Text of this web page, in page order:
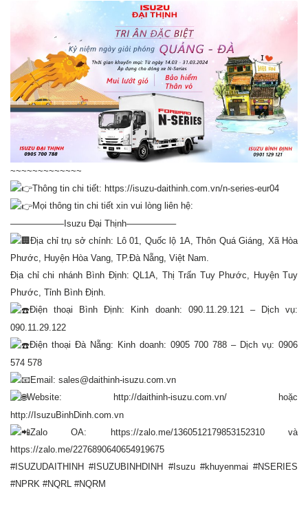
~~~~~~~~~~~~~
Thông tin chi tiết: https://isuzu-daithinh.com.vn/n-series-eur04
Mọi thông tin chi tiết xin vui lòng liên hệ:
——————Isuzu Đại Thịnh—————–
Địa chỉ trụ sở chính: Lô 01, Quốc lộ 1A, Thôn Quá Giáng, Xã Hòa
Phước, Huyện Hòa Vang, TP.Đà Nẵng, Việt Nam.
Địa chỉ chi nhánh Bình Định: QL1A, Thị Trấn Tuy Phước, Huyện Tuy
Phước, Tỉnh Bình Định.
Điện thoại Bình Định: Kinh doanh: 090.11.29.121 – Dịch vụ:
090.11.29.122
Điện thoại Đà Nẵng: Kinh doanh: 0905 700 788 – Dịch vụ: 0906
574 578
Email: sales@daithinh-isuzu.com.vn
Website:
http://daithinh-isuzu.com.vn/ hoặc
http://IsuzuBinhDinh.com.vn
Zalo OA: https://zalo.me/1360512179853152310và
https://zalo.me/2276890640654919675
#ISUZUDAITHINH
#ISUZUBINHDINH #Isuzu #khuyenmai #NSERIES
#NPRK #NQRL #NQRM